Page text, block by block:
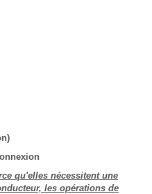
qu'elles nécessitent une
les opérations de